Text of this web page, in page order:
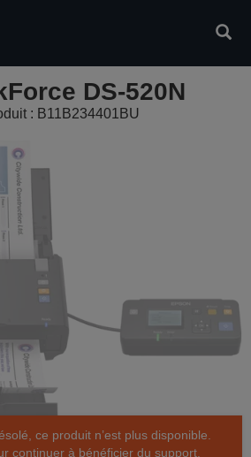
DS-520N
: B11B234401BU
ce produit n’est plus disponible.
continuer à bénéficier du support.